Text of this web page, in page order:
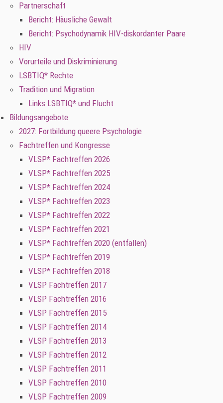
Partnerschaft
Bericht: Häusliche Gewalt
Bericht: Psychodynamik HIV-diskordanter Paare
HIV
Vorurteile und Diskriminierung
LSBTIQ* Rechte
Tradition und Migration
Links LSBTIQ* und Flucht
Bildungsangebote
2027: Fortbildung queere Psychologie
Fachtreffen und Kongresse
VLSP* Fachtreffen 2026
VLSP* Fachtreffen 2025
VLSP* Fachtreffen 2024
VLSP* Fachtreffen 2023
VLSP* Fachtreffen 2022
VLSP* Fachtreffen 2021
VLSP* Fachtreffen 2020 (entfallen)
VLSP* Fachtreffen 2019
VLSP* Fachtreffen 2018
VLSP Fachtreffen 2017
VLSP Fachtreffen 2016
VLSP Fachtreffen 2015
VLSP Fachtreffen 2014
VLSP Fachtreffen 2013
VLSP Fachtreffen 2012
VLSP Fachtreffen 2011
VLSP Fachtreffen 2010
VLSP Fachtreffen 2009